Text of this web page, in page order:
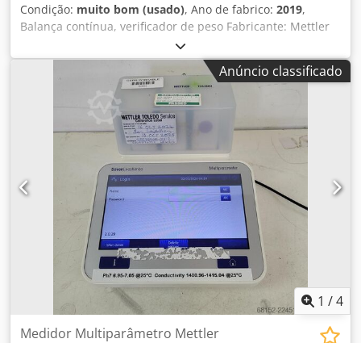
Condição: muito bom (usado), Ano de fabrico: 2019,
Balança contínua, verificador de peso Fabricante: Mettler
Toledo Modelo: PBK987-CC150 Plataforma de pesagem de
alta precisão A correia transportadora e a estrutura foram
fabricadas pela Modumac Dimensões: Largura da correia:
430x848 mm Máx. largura: 628 mm Altura: 700 mm Carga
máxima: 150 kg Dwedpjv Urqfsfx Ab Sja Temos dois
pedaços! Preço por peça!
Anúncio classificado
1 /4
Medidor Multiparâmetro Mettler